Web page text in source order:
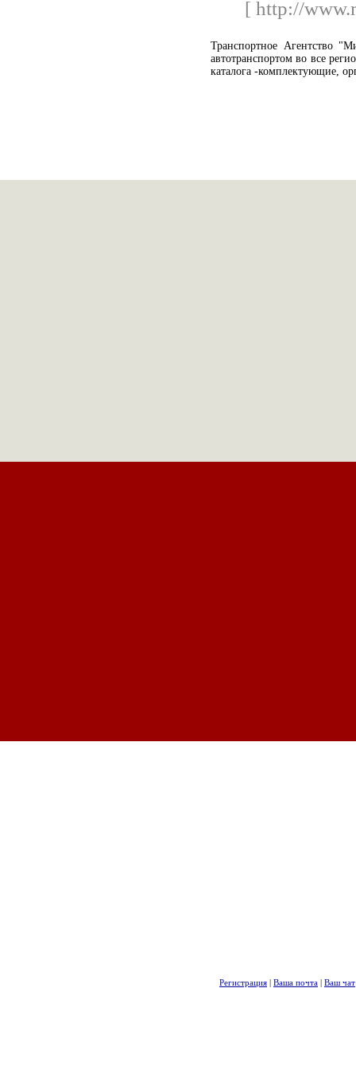
[ http://
Транспортное Агентство
автотранспортом во все
каталога -комплектующие,
Регистрация | Ваша почта | Ваш чат